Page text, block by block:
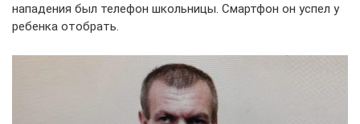
нападения был телефон школьницы. Смартфон он успел у
ребенка отобрать.